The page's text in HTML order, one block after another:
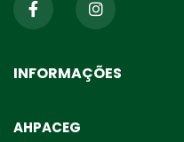
INFORMAÇÕES
AHPACEG